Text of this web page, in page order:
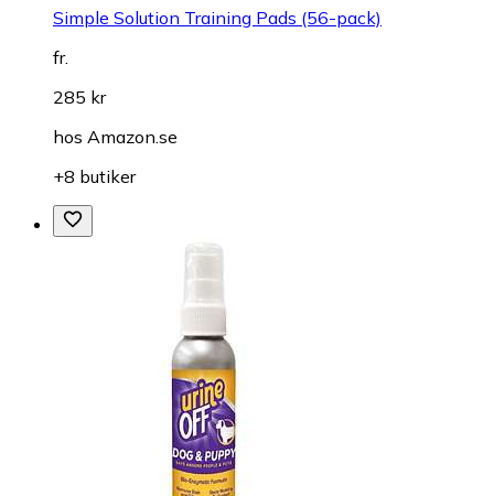
Simple Solution Training Pads (56-pack)
fr.
285 kr
hos Amazon.se
+8 butiker